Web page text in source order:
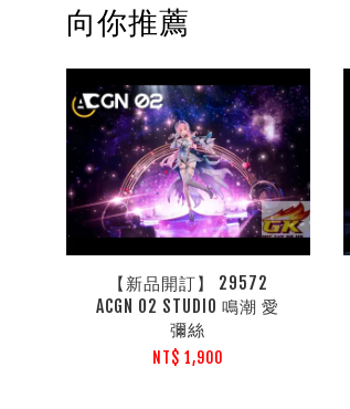
向你推薦
【新品開訂】 29572
ACGN 02 STUDIO 鳴潮 愛
彌絲
NT$ 1,900